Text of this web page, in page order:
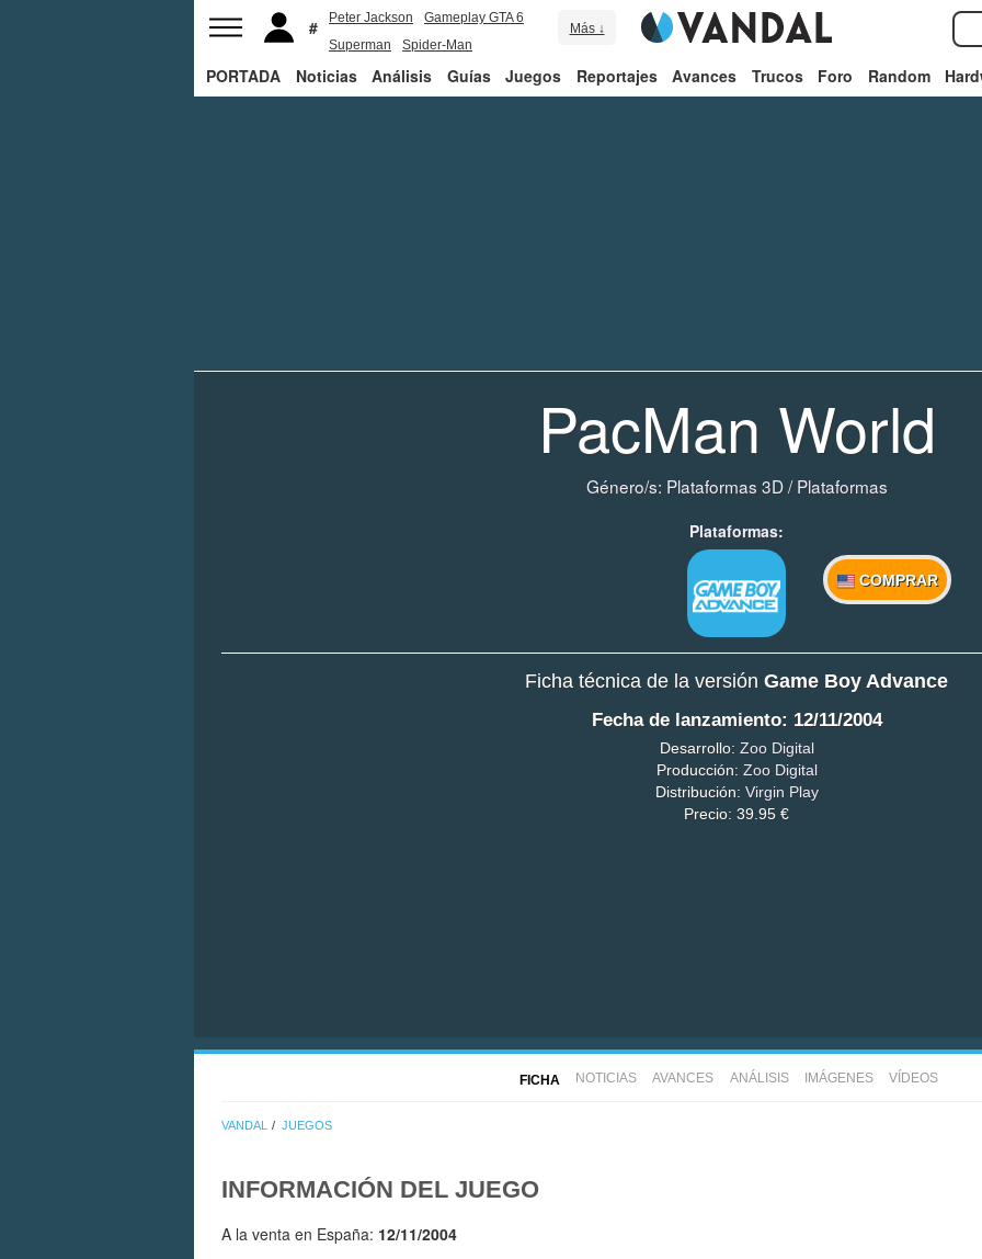
Peter Jackson
Gameplay GTA 6
Superman
Spider-Man
Más ↓
PORTADA Noticias Análisis Guías Juegos Reportajes Avances Trucos Foro Random
PacMan World
Género/s: Plataformas 3D/Plataformas
Plataformas:
COMPRAR
Ficha técnica de la versión Game Boy Advance
Fecha de lanzamiento: 12/11/2004
Desarrollo: Zoo Digital
Producción: Zoo Digital
Distribución: Virgin Play
Precio: 39.95 €
FICHA NOTICIAS AVANCES ANÁLISIS IMÁGENES VÍDEOS
VANDAL JUEGOS
INFORMACIÓN DEL JUEGO
A la venta en España: 12/11/2004